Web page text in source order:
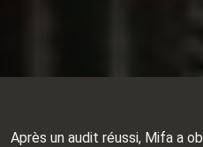
Après un audit réussi, Mifa a